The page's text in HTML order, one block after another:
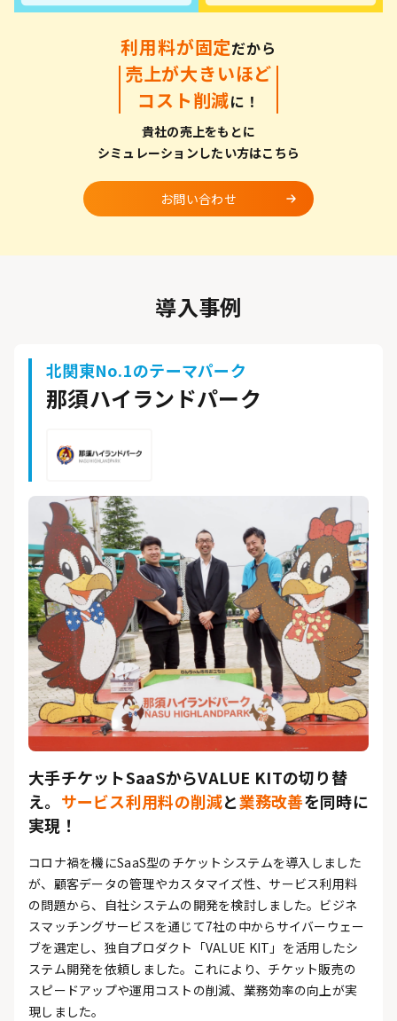
利用料が固定だから
売上が大きいほど
コスト削減に！
貴社の売上をもとに
シミュレーションしたい方はこちら
お問い合わせ
導入事例
北関東No.1のテーマパーク
那須ハイランドパーク
大手チケットSaaSからVALUE KITの切り替
え。 サービス利用料の削減と業務改善を同時に
実現！
コロナ禍を機にSaaS型のチケットシステムを導入しました
が、顧客データの管理やカスタマイズ性、サービス利用料
の問題から、自社システムの開発を検討しました。ビジネ
スマッチングサービスを通じて7社の中からサイバーウェー
ブを選定し、独自プロダクト「VALUE KIT」を活用したシ
ステム開発を依頼しました。これにより、チケット販売の
スピードアップや運用コストの削減、業務効率の向上が実
現しました。